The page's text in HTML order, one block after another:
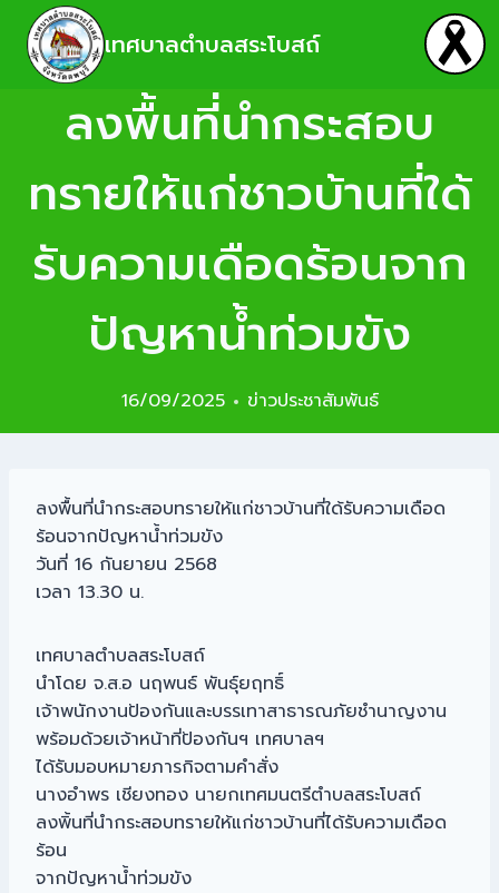
เทศบาลตำบลสระโบสถ์
ลงพื้นที่นำกระสอบ
ทรายให้แก่ชาวบ้านที่ใด้
รับความเดือดร้อนจาก
ปัญหาน้ำท่วมขัง
16/09/2025 ข่าวประชาสัมพันธ์
ลงพื้นที่นำกระสอบทรายให้แก่ชาวบ้านที่ใด้รับความเดือด
ร้อนจากปัญหาน้ำท่วมขัง
วันที่ 16 กันยายน 2568
เวลา 13.30 น.
เทศบาลตำบลสระโบสถ์
นำโดย จ.ส.อ นฤพนธ์ พันธุ์ยฤทธิ์
เจ้าพนักงานป้องกันและบรรเทาสาธารณภัยชำนาญงาน
พร้อมด้วยเจ้าหน้าที่ป้องกันฯ เทศบาลฯ
ได้รับมอบหมายภารกิจตามคำสั่ง
นางอำพร เชียงทอง นายกเทศมนตรีตำบลสระโบสถ์
ลงพิ้นที่นำกระสอบทรายให้แก่ชาวบ้านที่ได้รับความเดือด
ร้อน
จากปัญหาน้ำท่วมขัง